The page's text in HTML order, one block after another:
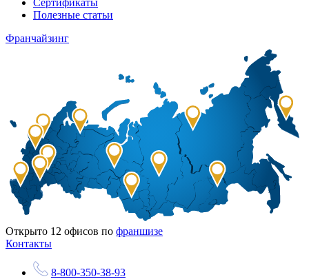
Сертификаты
Полезные статьи
Франчайзинг
Открыто 12 офисов по франшизе
Контакты
8-800-350-38-93